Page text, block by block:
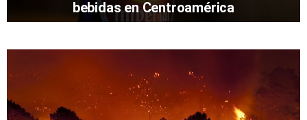
bebidas en Centroamérica